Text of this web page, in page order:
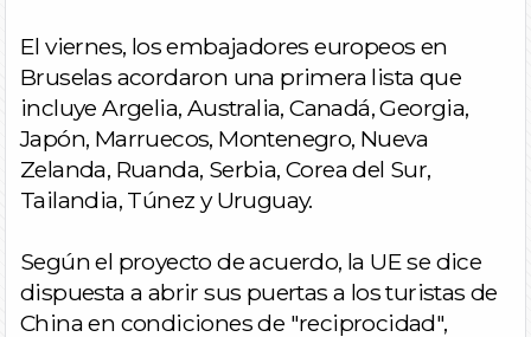
El viernes, los embajadores europeos en
Bruselas acordaron una primera lista que
incluye Argelia, Australia, Canadá, Georgia,
Japón, Marruecos, Montenegro, Nueva
Zelanda, Ruanda, Serbia, Corea del Sur,
Tailandia, Túnez y Uruguay.
Según el proyecto de acuerdo, la UE se dice
dispuesta a abrir sus puertas a los turistas de
China en condiciones de "reciprocidad",